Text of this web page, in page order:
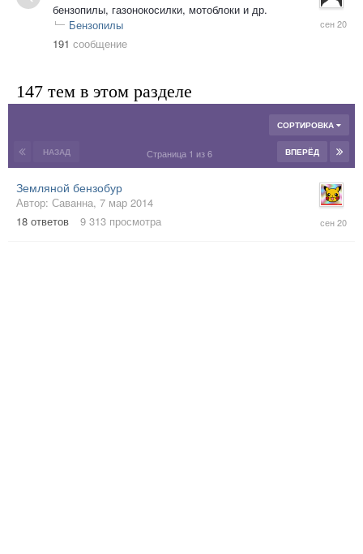
бензопилы, газонокосилки, мотоблоки и др.
Бензопилы
191 сообщение
сен
147 тем в этом разделе
СОРТИРОВКА
НАЗАД ВПЕРЁД
Страница 1 из 6
Земляной бензобур
Автор: Саванна, 7 мар 2014
18 ответов 9 313 просмотра
сен